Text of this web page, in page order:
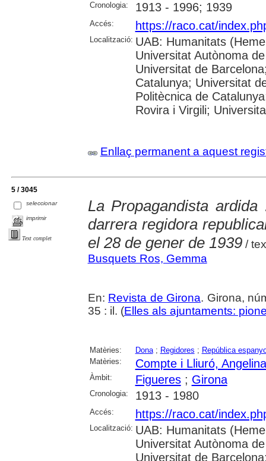
Cronologia: 1913 - 1996; 1939
Accés: https://raco.cat/
Localització: UAB: Humanitats
Universitat Autònoma
Universitat de
Catalunya; Universitat
Politècnica de
Rovira i Virgili;
Enllaç permanent a aquest
5 / 3045
seleccionar
imprimir
Text complet
La Propagandista
darrera regidora
el 28 de gener de 1939/
Busquets Ros, Gemma
En: Revista de Girona. Girona,
35 : il. (Elles als ajuntaments:
Matèries: Dona; Regidores ; República
Matèries:
Compte i Lliuró, Angelina
Àmbit: Figueres; Girona
Cronologia: 1913 - 1980
Accés: https://raco.cat/
Localització: UAB: Humanitats
Universitat Autònoma
Universitat de